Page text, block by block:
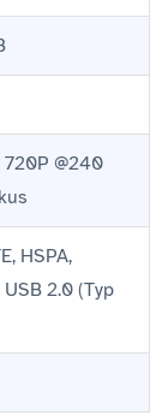
720P @240
HSPA,
2.0 (Typ